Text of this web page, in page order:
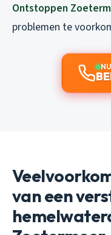
Ontstoppen
problemen te
van een